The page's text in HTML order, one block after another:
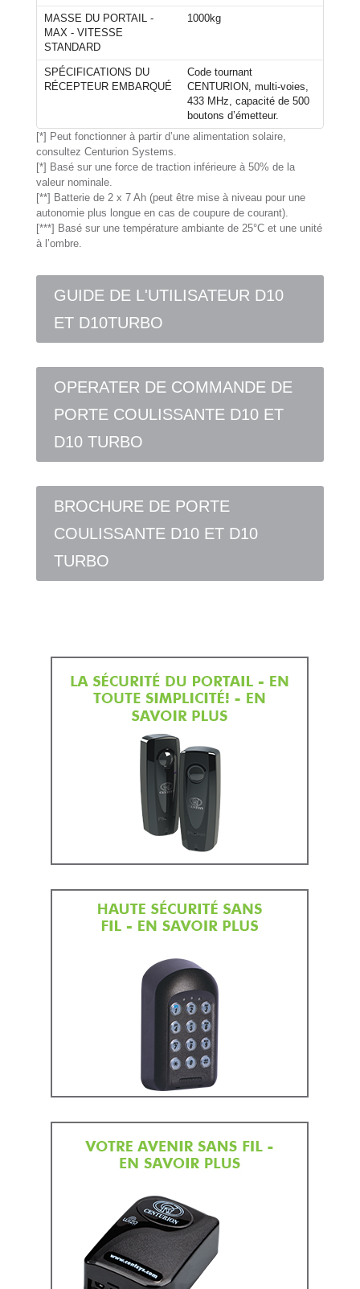
MASSE DU PORTAIL -
MAX - VITESSE
STANDARD
1000kg
SPÉCIFICATIONS DU
RÉCEPTEUR EMBARQUÉ
Code tournant
CENTURION, multi-voies,
433 MHz, capacité de 500
boutons d’émetteur.
[*] Peut fonctionner à partir d’une alimentation solaire,
consultez Centurion Systems.
[*] Basé sur une force de traction inférieure à 50% de la
valeur nominale.
[**] Batterie de 2 x 7 Ah (peut être mise à niveau pour une
autonomie plus longue en cas de coupure de courant).
[***] Basé sur une température ambiante de 25°C et une unité
à l’ombre.
GUIDE DE L'UTILISATEUR D10
ET D10TURBO
OPERATER DE COMMANDE DE
PORTE COULISSANTE D10 ET
D10 TURBO
BROCHURE DE PORTE
COULISSANTE D10 ET D10
TURBO